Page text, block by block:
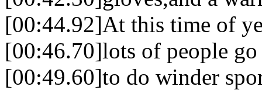
[00:44.92]At this time of
[00:46.70]lots of people
[00:49.60]to do winder